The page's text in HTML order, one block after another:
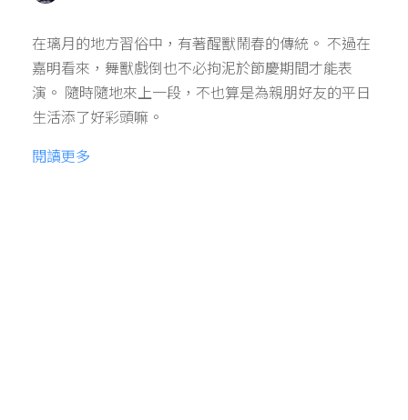
在璃月的地方習俗中，有著醒獸鬧春的傳統。 不過在
嘉明看來，舞獸戲倒也不必拘泥於節慶期間才能表
演。 隨時隨地來上一段，不也算是為親朋好友的平日
生活添了好彩頭嘛。
閱讀更多